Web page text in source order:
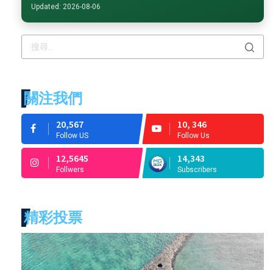
Updated: 2026-08-06
關注我們
20,567
Follow US
10, 346
Follow Us
12,5645
Follwers
14,343
Subscribers
精彩投票